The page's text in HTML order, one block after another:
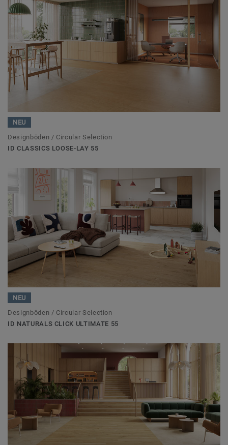
NEU
Designböden / Circular Selection
ID CLASSICS LOOSE-LAY 55
NEU
Designböden / Circular Selection
ID NATURALS CLICK ULTIMATE 55